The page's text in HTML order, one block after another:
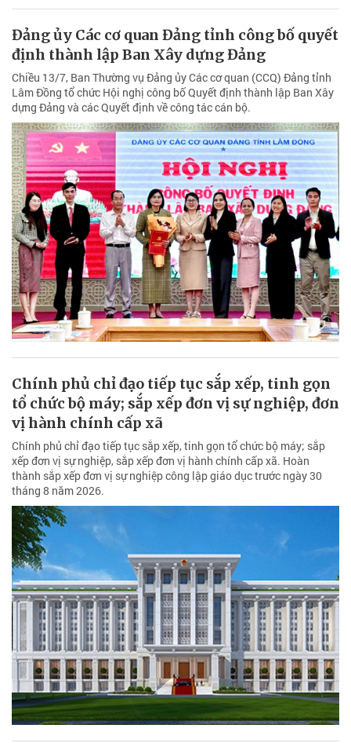
Đảng ủy Các cơ quan Đảng tỉnh công bố quyết
định thành lập Ban Xây dựng Đảng
Chiều 13/7, Ban Thường vụ Đảng ủy Các cơ quan (CCQ) Đảng tỉnh
Lâm Đồng tổ chức Hội nghị công bố Quyết định thành lập Ban Xây
dựng Đảng và các Quyết định về công tác cán bộ.
Chính phủ chỉ đạo tiếp tục sắp xếp, tinh gọn
tổ chức bộ máy; sắp xếp đơn vị sự nghiệp, đơn
vị hành chính cấp xã
Chính phủ chỉ đạo tiếp tục sắp xếp, tinh gọn tổ chức bộ máy; sắp
xếp đơn vị sự nghiệp, sắp xếp đơn vị hành chính cấp xã. Hoàn
thành sắp xếp đơn vị sự nghiệp công lập giáo dục trước ngày 30
tháng 8 năm 2026.